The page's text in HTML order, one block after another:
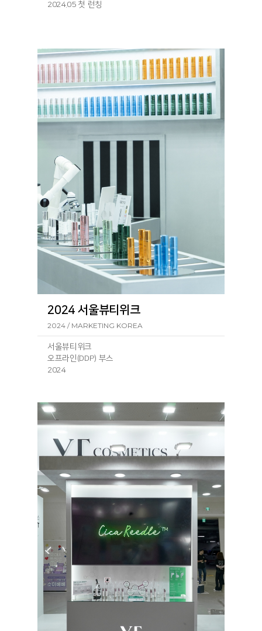
2024.05 첫 런칭
key=20240524001346358
매진 기
사: https://fashionbiz.co.kr/article/210952
2024 서울뷰티위크
2024 / MARKETING KOREA
서울뷰티위크
오프라인(DDP) 부스
2024